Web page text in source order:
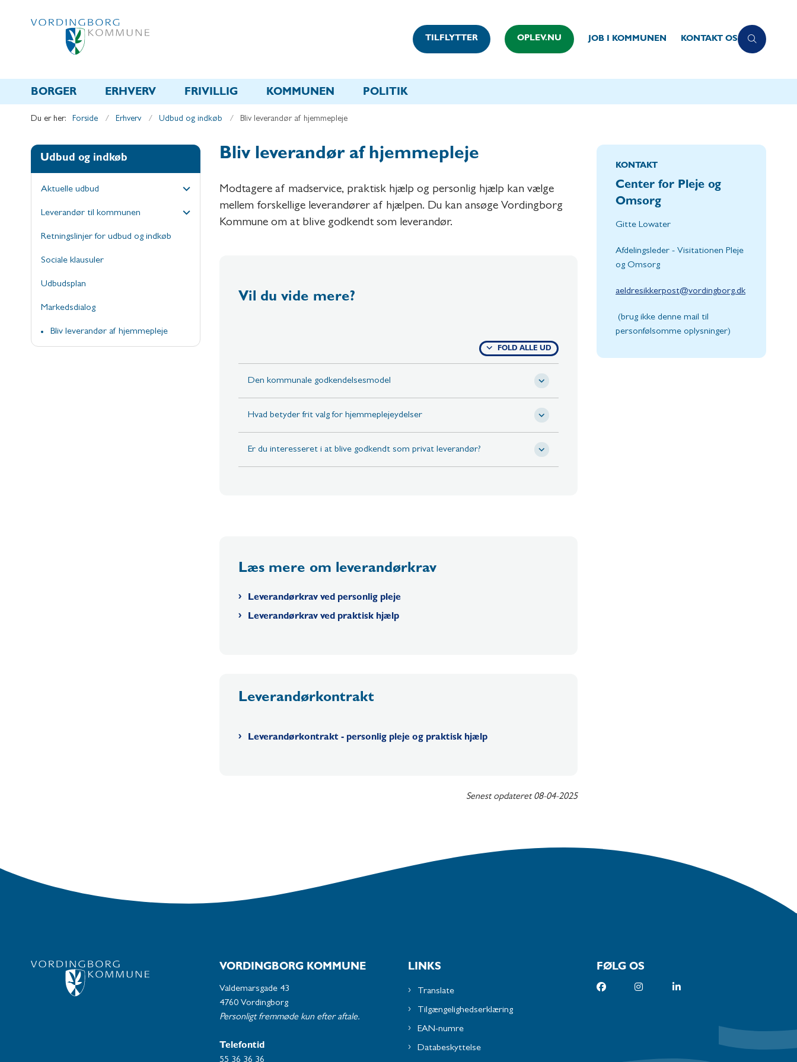
TILFLYTTER OPLEV.NU JOB I KOMMUNEN KONTAKT OS
BORGER ERHVERV FRIVILLIG KOMMUNEN POLITIK
Du er her: Forside Erhverv Udbud og indkøb Bliv leverandør af hjemmepleje
Udbud og indkøb
Aktuelle udbud
Leverandør til kommunen
Retningslinjer for udbud og indkøb
Sociale klausuler
Udbudsplan
Markedsdialog
Bliv leverandør af hjemmepleje
Bliv leverandør af hjemmepleje
Modtagere af madservice, praktisk hjælp og personlig hjælp kan vælge
mellem forskellige leverandører af hjælpen. Du kan ansøge Vordingborg
Kommune om at blive godkendt som leverandør.
Vil du vide mere?
FOLD ALLE UD
Den kommunale godkendelsesmodel
Hvad betyder frit valg for hjemmeplejeydelser
Er du interesseret i at blive godkendt som privat leverandør?
Læs mere om leverandørkrav
Leverandørkrav ved personlig pleje
Leverandørkrav ved praktisk hjælp
Leverandørkontrakt
Leverandørkontrakt - personlig pleje og praktisk hjælp
Senest opdateret08-04-2025
KONTAKT
Center for Pleje og
Omsorg
Gitte Lowater
Afdelingsleder - Visitationen Pleje
og Omsorg
aeldresikkerpost@vordingborg.dk
(brug ikke denne mail til
personfølsomme oplysninger)
VORDINGBORG KOMMUNE
Valdemarsgade 43
4760 Vordingborg
Personligt fremmøde kun efter aftale.
Telefontid
LINKS
Translate
Tilgængelighedserklæring
EAN-numre
Databeskyttelse
FØLG OS